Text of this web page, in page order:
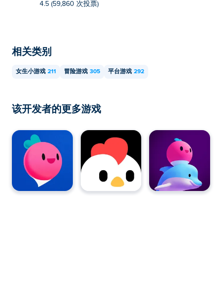
4.5 (59,860 次投票)
相关类别
女生小游戏 211 冒险游戏 305 平台游戏 292
该开发者的更多游戏